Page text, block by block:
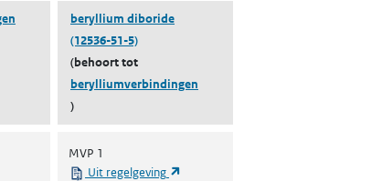
beryllium diboride
(12536-51-5)
(behoort tot
berylliumverbindingen
)
(opent in een nieuw tabblad)
MVP 1
Uit regelgeving